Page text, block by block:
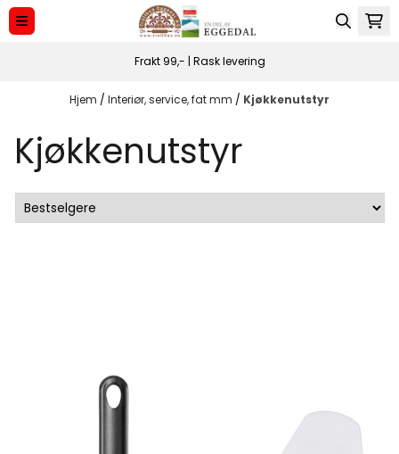
Hopp til innhold
Frakt 99,- | Rask levering
Hjem / Interiør, service, fat mm / Kjøkkenutstyr
Kjøkkenutstyr